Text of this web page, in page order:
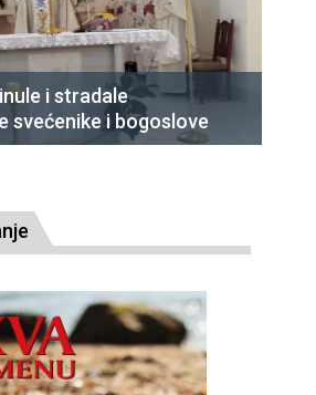
i stradale
svećenike i bogoslove